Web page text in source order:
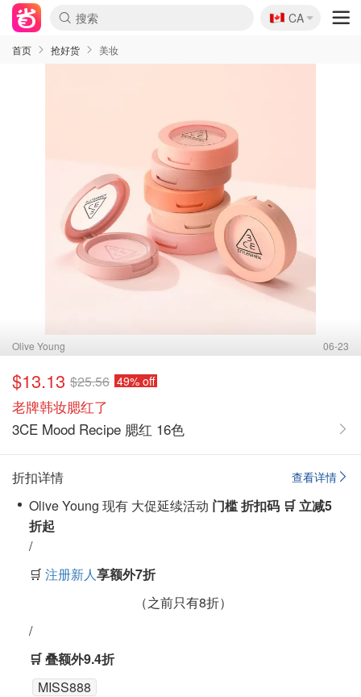
🇨🇦
CA
首页 抢好货 美妆
Olive Young 06-23
$13.13 $25.56 49% off
老牌韩妆腮红了
3CE Mood Recipe 腮红 16色
查看详情
折扣详情
Olive Young 现有 大促延续活动 门槛折扣码 🛒 立减5
折起
/
🛒 注册新人享额外7折
（之前只有8折）
/
🛒 叠额外9.4折
MISS888